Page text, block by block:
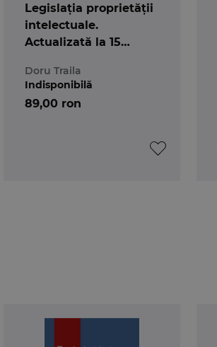
Legislația proprietății
intelectuale.
Actualizată la 15
Doru Traila
89,00 ron
Indisponibilă